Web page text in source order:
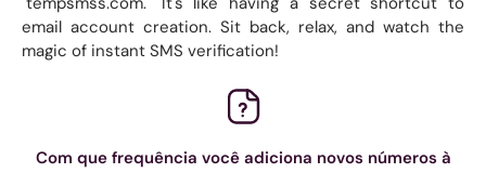
email account creation. Sit back, relax, and watch the
magic of instant SMS verification!
Com que frequência você adiciona novos números à